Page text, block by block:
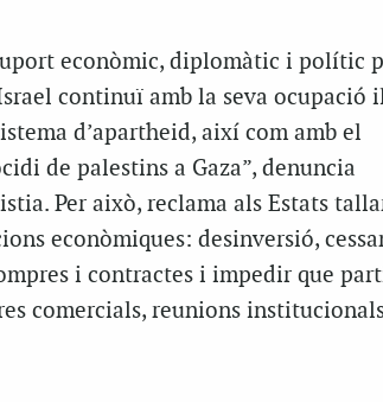
econòmic, diplomàtic i polític
continuï amb la seva ocupació
d’apartheid, així com amb el
de palestins a Gaza”, denuncia
Per això, reclama als Estats
econòmiques: desinversió,
i contractes i impedir que
comercials, reunions